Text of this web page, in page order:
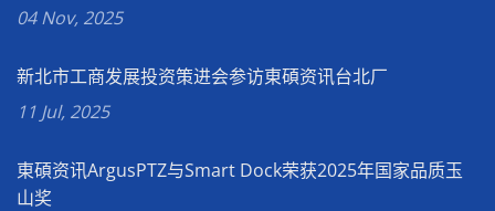
04 Nov, 2025
新北市工商发展投资策进会参访東碩资讯台北厂
11 Jul, 2025
東碩资讯ArgusPTZ与Smart Dock荣获2025年国家品质玉
山奖